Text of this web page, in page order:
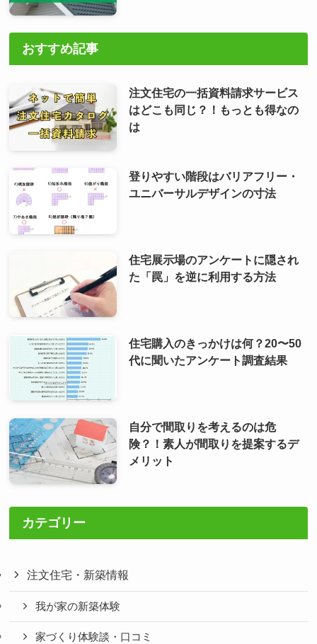
おすすめ記事
注文住宅の一括資料請求サービス
はどこも同じ？！もっとも得なの
は
登りやすい階段はバリアフリー・
ユニバーサルデザインの寸法
住宅展示場のアンケートに隠され
た「罠」を逆に利用する方法
住宅購入のきっかけは何？20〜50
代に聞いたアンケート調査結果
自分で間取りを考えるのは危
険？！素人が間取りを提案するデ
メリット
カテゴリー
注文住宅・新築情報
我が家の新築体験
家づくり体験談・口コミ